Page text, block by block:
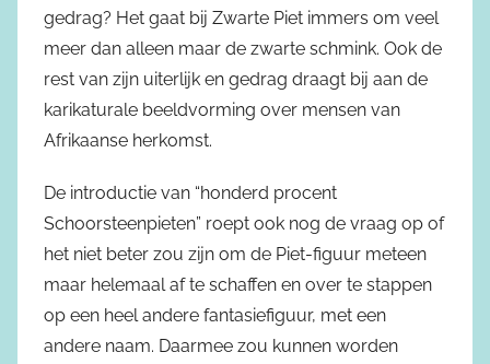
gedrag? Het gaat bij Zwarte Piet immers om veel
meer dan alleen maar de zwarte schmink. Ook de
rest van zijn uiterlijk en gedrag draagt bij aan de
karikaturale beeldvorming over mensen van
Afrikaanse herkomst.
De introductie van “honderd procent
Schoorsteenpieten” roept ook nog de vraag op of
het niet beter zou zijn om de Piet-figuur meteen
maar helemaal af te schaffen en over te stappen
op een heel andere fantasiefiguur, met een
andere naam. Daarmee zou kunnen worden